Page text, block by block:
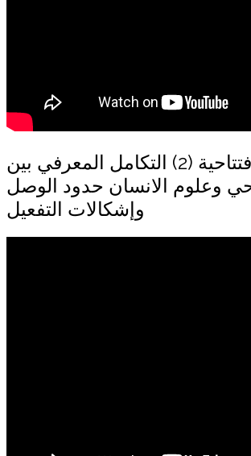
محاضرة افتتاحية (2) التكامل المعرفي بين
وعلوم الانسان حدود الوصل
وإشكالات التفعيل